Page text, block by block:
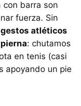
con barra son
fuerza. Sin
atléticos
: chutamos
en tenis (casi
apoyando un pie